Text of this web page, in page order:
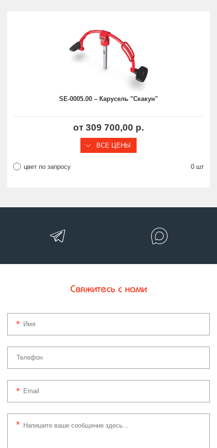
SE-0005.00 – Карусель "Скакун"
от 309 700,00 р.
ВСЕ ЦЕНЫ
цвет по запросу 0 шт
Свяжитесь с нами